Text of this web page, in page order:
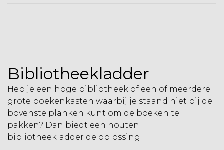
Bibliotheekladder
Heb je een hoge bibliotheek of een of meerdere
grote boekenkasten waarbij je staand niet bij de
bovenste planken kunt om de boeken te
pakken? Dan biedt een houten
bibliotheekladder de oplossing.